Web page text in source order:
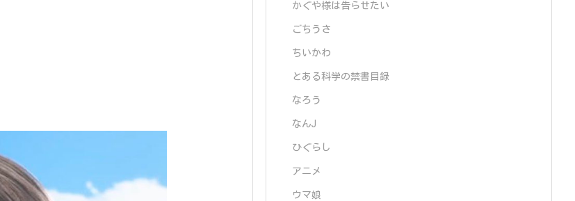
かぐや様は告らせたい
ごちうさ
ちいかわ
とある科学の禁書目録
なろう
なんJ
ひぐらし
アニメ
ウマ娘